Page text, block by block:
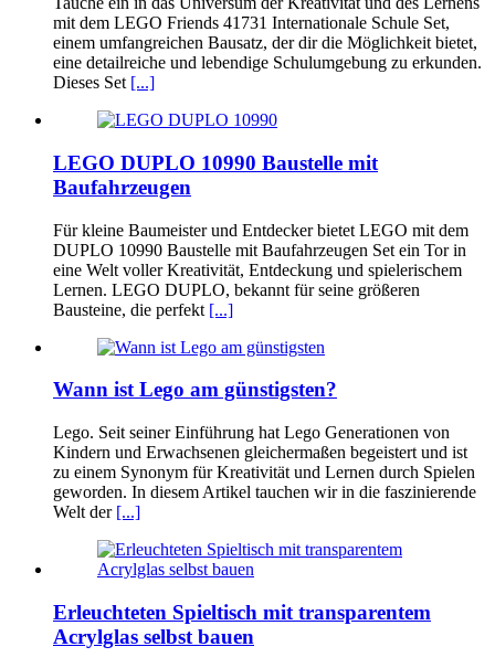
mit dem LEGO Friends 41731 Internationale Schule Set,
einem umfangreichen Bausatz, der dir die Möglichkeit bietet,
eine detailreiche und lebendige Schulumgebung zu erkunden.
Dieses Set [...]
LEGO DUPLO 10990 Baustelle mit
Baufahrzeugen
Für kleine Baumeister und Entdecker bietet LEGO mit dem
DUPLO 10990 Baustelle mit Baufahrzeugen Set ein Tor in
eine Welt voller Kreativität, Entdeckung und spielerischem
Lernen. LEGO DUPLO, bekannt für seine größeren
Bausteine, die perfekt [...]
Wann ist Lego am günstigsten?
Lego. Seit seiner Einführung hat Lego Generationen von
Kindern und Erwachsenen gleichermaßen begeistert und ist
zu einem Synonym für Kreativität und Lernen durch Spielen
geworden. In diesem Artikel tauchen wir in die faszinierende
Welt der [...]
Erleuchteten Spieltisch mit transparentem
Acrylglas selbst bauen